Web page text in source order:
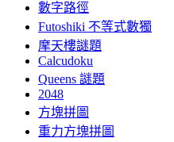
數字路徑
Futoshiki 不等式數獨
摩天樓謎題
Calcudoku
Queens 謎題
2048
方塊拼圖
重力方塊拼圖